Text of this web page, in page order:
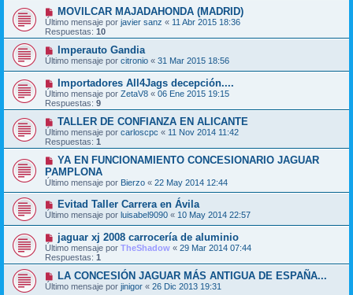
MOVILCAR MAJADAHONDA (MADRID)
Último mensaje por javier sanz « 11 Abr 2015 18:36
Respuestas: 10
Imperauto Gandia
Último mensaje por citronio « 31 Mar 2015 18:56
Importadores All4Jags decepción....
Último mensaje por ZetaV8 « 06 Ene 2015 19:15
Respuestas: 9
TALLER DE CONFIANZA EN ALICANTE
Último mensaje por carloscpc « 11 Nov 2014 11:42
Respuestas: 1
YA EN FUNCIONAMIENTO CONCESIONARIO JAGUAR
PAMPLONA
Último mensaje por Bierzo « 22 May 2014 12:44
Evitad Taller Carrera en Ávila
Último mensaje por luisabel9090 « 10 May 2014 22:57
jaguar xj 2008 carrocería de aluminio
Último mensaje por TheShadow « 29 Mar 2014 07:44
Respuestas: 1
LA CONCESIÓN JAGUAR MÁS ANTIGUA DE ESPAÑA...
Último mensaje por jinigor « 26 Dic 2013 19:31